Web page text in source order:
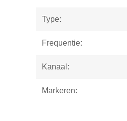
Type:
Frequentie:
Kanaal:
Markeren: